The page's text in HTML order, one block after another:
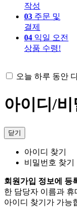
작성
03 주문 및
결제
04 익일 오전
상품 수령!
오늘 하루 동안
아이디/
닫기
아이디 찾기
비밀번호 찾기
회원가입 정보에 등
한 담당자 이름과 휴
아이디 찾기가 가능